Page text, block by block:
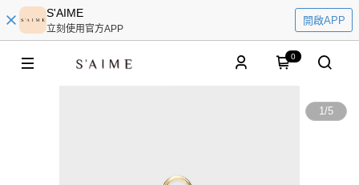
S'AIME
立刻使用官方APP
開啟APP
0
1/5